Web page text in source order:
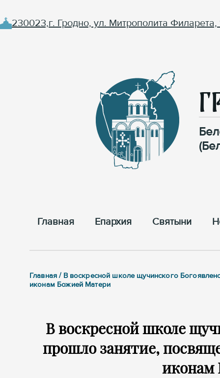
230023,г. Гродно, ул. Митрополита Филарета,
Главная Епархия Cвятыни
Главная / В воскресной школе щучинского
иконам Божией Матери
В воскресной школе
прошло занятие,
иконам